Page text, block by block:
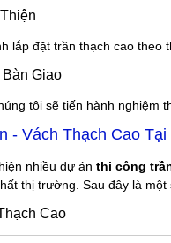
lắp đặt trần thạch cao theo
Giao
tôi sẽ tiến hành nghiệm
- Vách Thạch Cao
nhiều dự án thi công
thị trường. Sau đây là
Cao